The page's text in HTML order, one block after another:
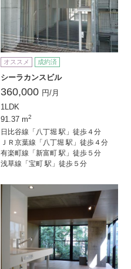
オススメ 成約済
シーラカンスビル
360,000 円/月
1LDK
91.37 m2
日比谷線「八丁堀 駅」徒歩４分
ＪＲ京葉線「八丁堀 駅」徒歩４分
有楽町線「新富町 駅」徒歩５分
浅草線「宝町 駅」徒歩５分